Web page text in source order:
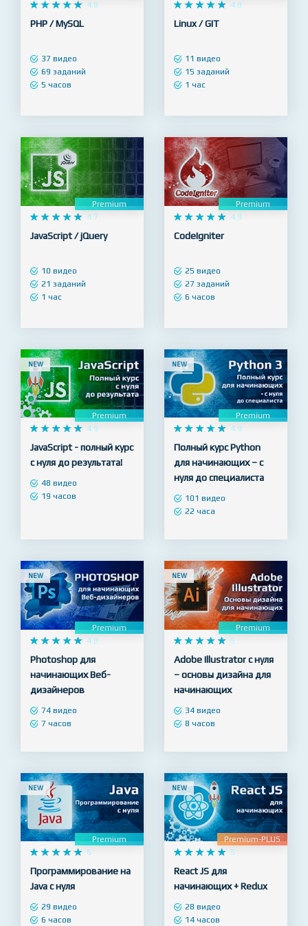
    
     4.8
PHP / MySQL
37 видео
69 заданий
5 часов
    
     4.8
Linux / GIT
11 видео
15 заданий
1 час
Premium
    
     4.7
JavaScript / jQuery
10 видео
21 заданий
1 час
Premium
    
     4.9
CodeIgniter
25 видео
27 заданий
6 часов
NEW
Premium
    
     4.9
JavaScript - полный курс
с нуля до результата!
48 видео
19 часов
NEW
Premium
    
     4.9
Полный курс Python
для начинающих – с
нуля до специалиста
101 видео
22 часа
NEW
Premium
    
     4.8
Photoshop для
начинающих Веб-
дизайнеров
74 видео
7 часов
NEW
Premium
    
     5
Adobe Illustrator с нуля
– основы дизайна для
начинающих
34 видео
8 часов
NEW
Premium
    
     5
Программирование на
Java с нуля
29 видео
6 часов
NEW
Premium-PLUS
    
     5
React JS для
начинающих + Redux
28 видео
14 часов